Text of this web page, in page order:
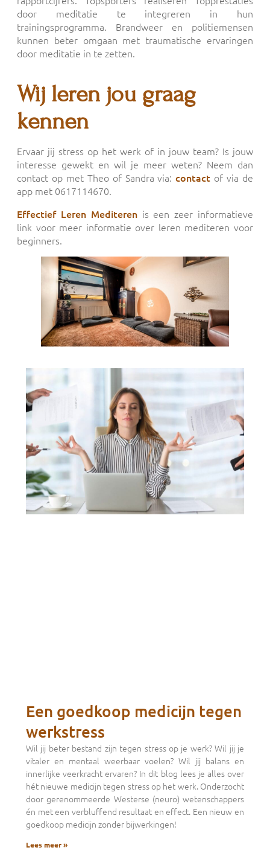
door meditatie te integreren in hun
trainingsprogramma. Brandweer en politiemensen
kunnen beter omgaan met traumatische ervaringen
door meditatie in te zetten.
Wij leren jou graag
kennen
Ervaar jij stress op het werk of in jouw team? Is jouw
interesse gewekt en wil je meer weten? Neem dan
contact op met Theo of Sandra via:contact of via de
app met 0617114670.
Effectief Leren Mediterenis een zeer informatieve
link voor meer informatie over leren mediteren voor
beginners.
Een goedkoop medicijn tegen
werkstress
Wil jij beter bestand zijn tegen stress op je werk? Wil jij je
vitaler en mentaal weerbaar voelen? Wil jij balans en
innerlijke veerkracht ervaren? In dit blog lees je alles over
hét nieuwe medicijn tegen stress op het werk. Onderzocht
door gerenommeerde Westerse (neuro) wetenschappers
én met een verbluffend resultaat en effect. Een nieuw en
goedkoop medicijn zonder bijwerkingen!
Lees meer »